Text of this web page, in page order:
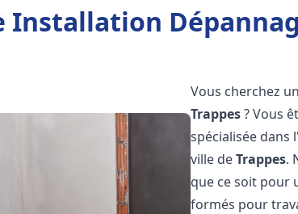
Installation
Vous cherchez
Trappes? Vous
spécialisée dans
ville deTrappes.
que ce soit pour
formés pour